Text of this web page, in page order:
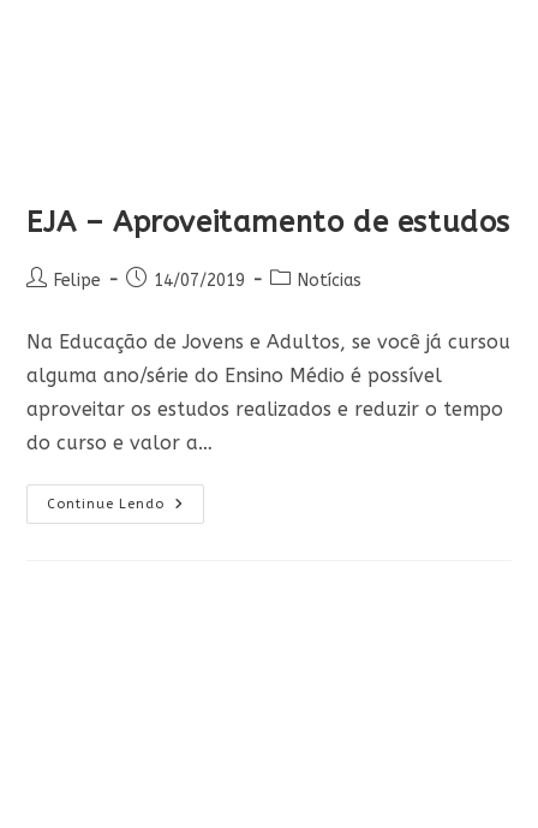
EJA – Aproveitamento de estudos
AutorFelipe
Post14/07/2019
Categoria
Notícias
Na Educação de Jovens e Adultos, se você já cursou
alguma ano/série do Ensino Médio é possível
aproveitar os estudos realizados e reduzir o tempo
do curso e valor a…
Continue Lendo
EJA
–